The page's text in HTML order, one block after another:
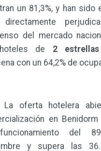
un 81,3%, y han sido
directamente
del mercado
de 2
con un 64,2% de
hotelera
en
del
y supera las